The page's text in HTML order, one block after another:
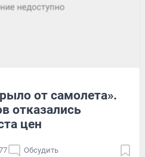
от самолета».
отказались
цен
Обсудить